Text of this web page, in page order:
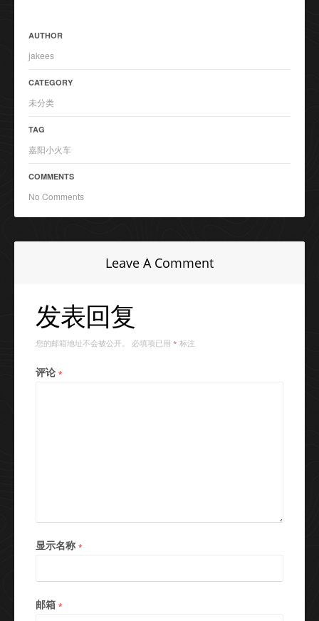
AUTHOR
jakees
CATEGORY
未分类
TAG
嘉阳小火车
COMMENTS
No Comments
Leave A Comment
发表回复
您的邮箱地址不会被公开。 必填项已用 * 标注
评论 *
显示名称 *
邮箱 *